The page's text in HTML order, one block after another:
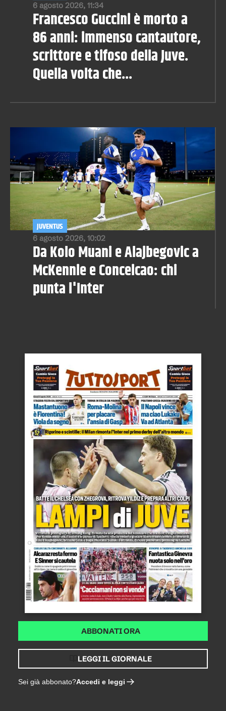
6 agosto 2026, 11:34
Francesco Guccini è morto a
86 anni: immenso cantautore,
scrittore e tifoso della Juve.
Quella volta che...
6 agosto 2026, 10:02
JUVENTUS
Da Kolo Muani e Alajbegovic a
McKennie e Conceicao: chi
punta l'Inter
ABBONATI ORA
LEGGI IL GIORNALE
Sei già abbonato?Accedi e leggi